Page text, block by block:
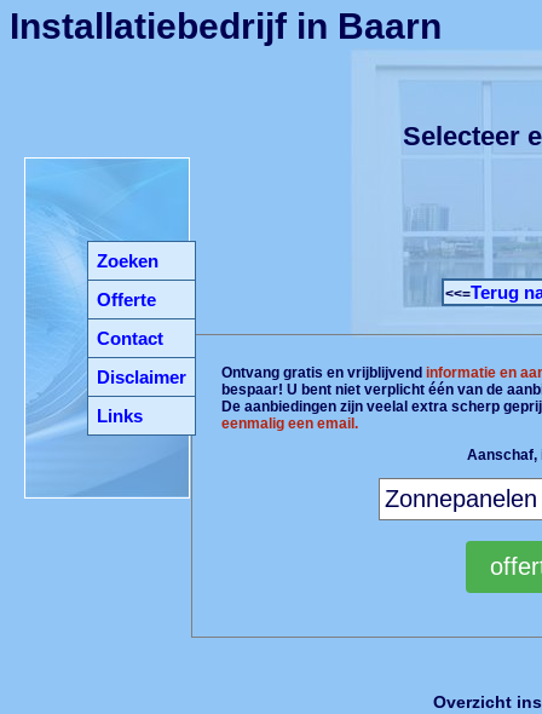
Zoeken
Offerte
Contact
Disclaimer
Links
Installatiebedrijf in Baarn
Selecteer
<<=Terug
Ontvang gratis en vrijblijvendinformatie en
bespaar! U bent niet verplicht één van de
De aanbiedingen zijn veelal extra scherp
eenmalig een email.
Aanschaf,
Overzicht